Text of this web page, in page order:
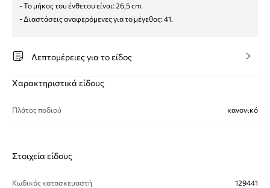
- Το μήκος του ένθετου είναι: 26,5 cm.
- Διαστάσεις αναφερόμενες για το μέγεθος: 41.
Λεπτομέρειες για το είδος
Χαρακτηριστικά είδους
Πλάτος ποδιού κανονικό
Στοιχεία είδους
Κωδικός κατασκευαστή 129441